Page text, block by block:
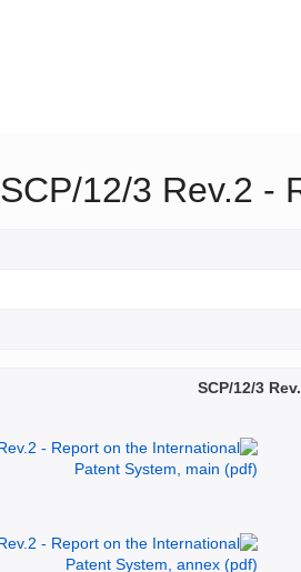
SCP/12/3 Rev.2 -
SCP/12/3